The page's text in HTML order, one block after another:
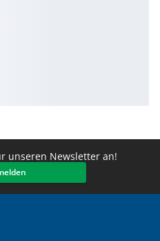
unseren Newsletter an!